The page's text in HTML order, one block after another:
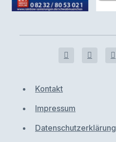
Kontakt
Impressum
Datenschutzerklärung